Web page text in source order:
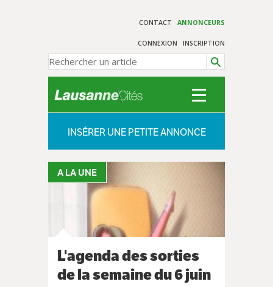
CONTACT ANNONCEURS
CONNEXION INSCRIPTION
INSÉRER UNE PETITE ANNONCE
A LA UNE
L'agenda des sorties
de la semaine du 6 juin